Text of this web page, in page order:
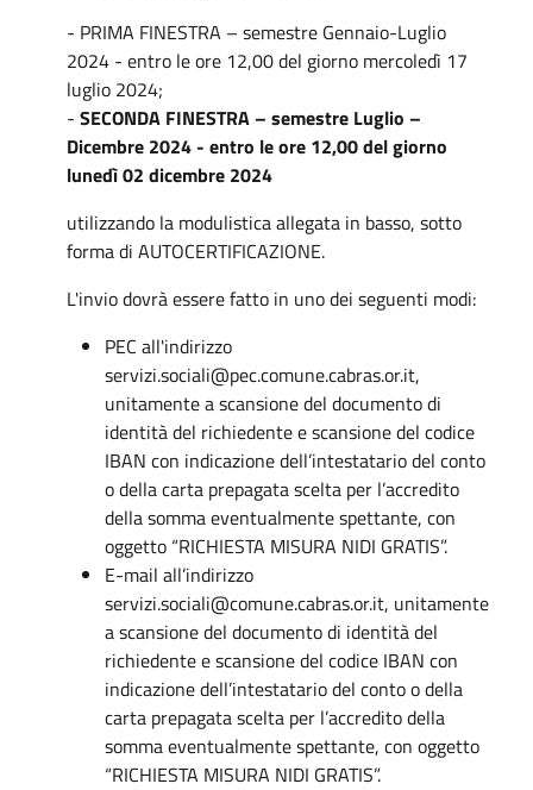
- PRIMA FINESTRA – semestre Gennaio-Luglio
2024 - entro le ore 12,00 del giorno mercoledì 17
luglio 2024;
- SECONDA FINESTRA – semestre Luglio –
Dicembre 2024 - entro le ore 12,00 del giorno
lunedì 02 dicembre 2024
utilizzando la modulistica allegata in basso, sotto
forma di AUTOCERTIFICAZIONE.
L'invio dovrà essere fatto in uno dei seguenti modi:
PEC all'indirizzo
servizi.sociali@pec.comune.cabras.or.it,
unitamente a scansione del documento di
identità del richiedente e scansione del codice
IBAN con indicazione dell’intestatario del conto
o della carta prepagata scelta per l’accredito
della somma eventualmente spettante, con
oggetto “RICHIESTA MISURA NIDI GRATIS”.
E-mail all’indirizzo
servizi.sociali@comune.cabras.or.it, unitamente
a scansione del documento di identità del
richiedente e scansione del codice IBAN con
indicazione dell’intestatario del conto o della
carta prepagata scelta per l’accredito della
somma eventualmente spettante, con oggetto
“RICHIESTA MISURA NIDI GRATIS”.